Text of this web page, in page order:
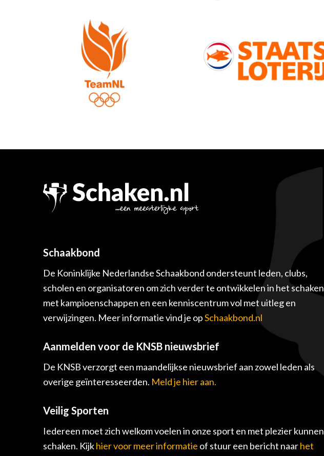
Schaakbond
De Koninklijke Nederlandse Schaakbond ondersteunt leden, clubs,
scholen en organisatoren om zich verder te ontwikkelen in het schaken
met kampioenschappen en een kenniscentrum vol met uitleg en
verwijzingen. Meer informatie vind je opSchaakbond.nl
Aanmelden voor de KNSB nieuwsbrief
De KNSB verzorgt een maandelijkse nieuwsbrief aan zowel leden als
overige geïnteresseerden. Meld je hier aan.
Veilig Sporten
Iedereen moet zich welkom voelen in onze sport en met plezier kunnen
schaken. Kijkhier voor meer informatie of stuur een bericht naarhet